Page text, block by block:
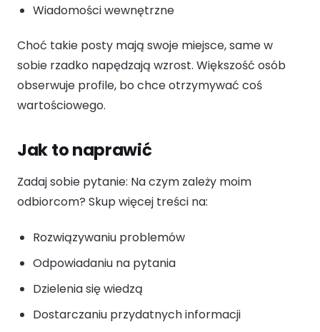
Wiadomości wewnętrzne
Choć takie posty mają swoje miejsce, same w
sobie rzadko napędzają wzrost. Większość osób
obserwuje profile, bo chce otrzymywać coś
wartościowego.
Jak to naprawić
Zadaj sobie pytanie: Na czym zależy moim
odbiorcom? Skup więcej treści na:
Rozwiązywaniu problemów
Odpowiadaniu na pytania
Dzielenia się wiedzą
Dostarczaniu przydatnych informacji